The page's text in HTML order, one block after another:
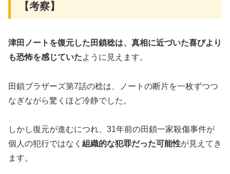
【考察】
津田ノートを復元した田鎖稔は、真相に近づいた喜びより
も恐怖を感じていたように見えます。
田鎖ブラザーズ第7話の稔は、ノートの断片を一枚ずつつ
なぎながら驚くほど冷静でした。
しかし復元が進むにつれ、31年前の田鎖一家殺傷事件が
個人の犯行ではなく 組織的な犯罪だった可能性が見えてき
ます。